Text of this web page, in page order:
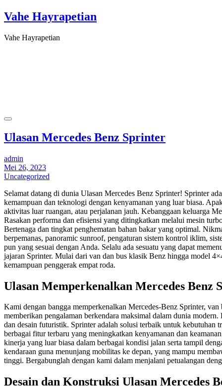
Vahe Hayrapetian
Vahe Hayrapetian
Ulasan Mercedes Benz Sprinter
admin
Mei 26, 2023
Uncategorized
Selamat datang di dunia Ulasan Mercedes Benz Sprinter! Sprinter
kemampuan dan teknologi dengan kenyamanan yang luar biasa.
aktivitas luar ruangan, atau perjalanan jauh. Kebanggaan keluarga
Rasakan performa dan efisiensi yang ditingkatkan melalui mesin
Bertenaga dan tingkat penghematan bahan bakar yang optimal.
berpemanas, panoramic sunroof, pengaturan sistem kontrol iklim,
pun yang sesuai dengan Anda. Selalu ada sesuatu yang dapat
jajaran Sprinter. Mulai dari van dan bus klasik Benz hingga model
kemampuan penggerak empat roda.
Ulasan Memperkenalkan Mercedes Benz
Kami dengan bangga memperkenalkan Mercedes-Benz Sprinter,
memberikan pengalaman berkendara maksimal dalam dunia
dan desain futuristik. Sprinter adalah solusi terbaik untuk kebutuhan
berbagai fitur terbaru yang meningkatkan kenyamanan dan
kinerja yang luar biasa dalam berbagai kondisi jalan serta tampil
kendaraan guna menunjang mobilitas ke depan, yang mampu
tinggi. Bergabunglah dengan kami dalam menjalani petualangan
Desain dan Konstruksi Ulasan Mercedes